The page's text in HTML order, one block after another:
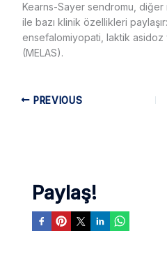
Kearns-Sayer sendromu,
ile bazı klinik özellikleri
ensefalomiyopati, laktik
(MELAS).
PREVIOUS
Paylaş!